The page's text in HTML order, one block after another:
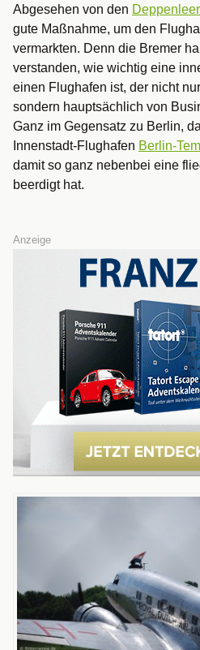
Abgesehen von den
gute Maßnahme, um den
vermarkten. Denn die Bremer
verstanden, wie wichtig eine
einen Flughafen ist, der nicht
sondern hauptsächlich von
Ganz im Gegensatz zu Berlin,
Innenstadt-Flughafen Berlin-
damit so ganz nebenbei eine
beerdigt hat.
Anzeige